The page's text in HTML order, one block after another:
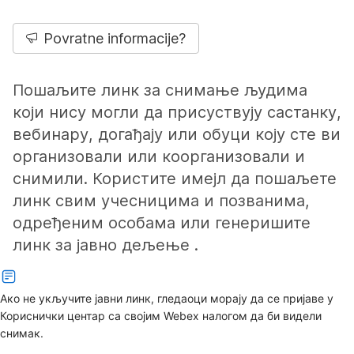
Povratne informacije?
Пошаљите линк за снимање људима
који нису могли да присуствују састанку,
вебинару, догађају или обуци коју сте ви
организовали или коорганизовали и
снимили. Користите имејл да пошаљете
линк свим учесницима и позванима,
одређеним особама или генеришите
линк за јавно дељење .
Ако не укључите јавни линк, гледаоци морају да се пријаве у
Кориснички центар са својим Webex налогом да би видели
снимак.